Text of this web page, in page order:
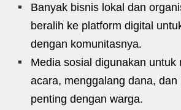
Banyak bisnis lokal dan
beralih ke platform digital
dengan komunitasnya.
Media sosial digunakan untuk
acara, menggalang dana, dan
penting dengan warga.